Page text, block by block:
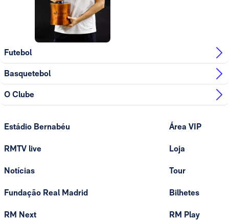
Futebol
Basquetebol
O Clube
Estádio Bernabéu
RMTV live
Notícias
Fundação Real Madrid
RM Next
Área VIP
Loja
Tour
Bilhetes
RM Play